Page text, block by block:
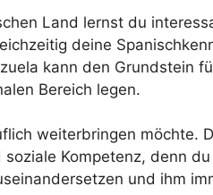
Land lernst du
deine
kann den Grundstein
Bereich legen.
weiterbringen möchte.
Kompetenz, denn
und ihm